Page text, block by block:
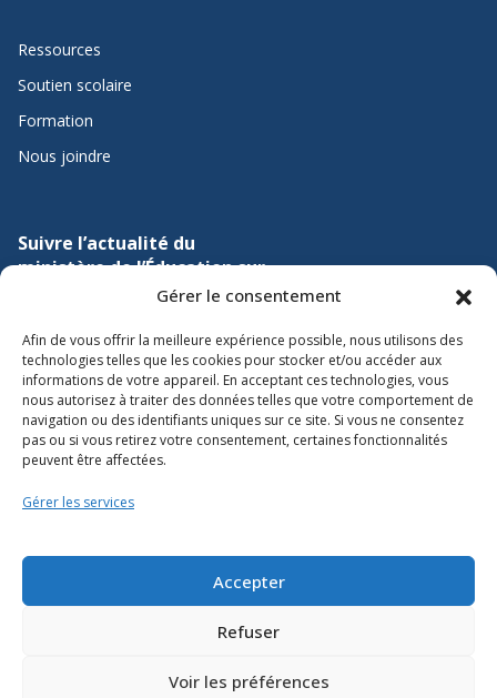
Gérer le consentement
Afin de vous offrir la meilleure expérience possible, nous utilisons des
technologies telles que les cookies pour stocker et/ou accéder aux
informations de votre appareil. En acceptant ces technologies, vous
nous autorisez à traiter des données telles que votre comportement de
navigation ou des identifiants uniques sur ce site. Si vous ne consentez
pas ou si vous retirez votre consentement, certaines fonctionnalités
peuvent être affectées.
Gérer les services
Accepter
Refuser
Voir les préférences
Ressources
Soutien scolaire
Formation
Nous joindre
Suivre l’actualité du
ministère de l’Éducation sur
Politique des témoins